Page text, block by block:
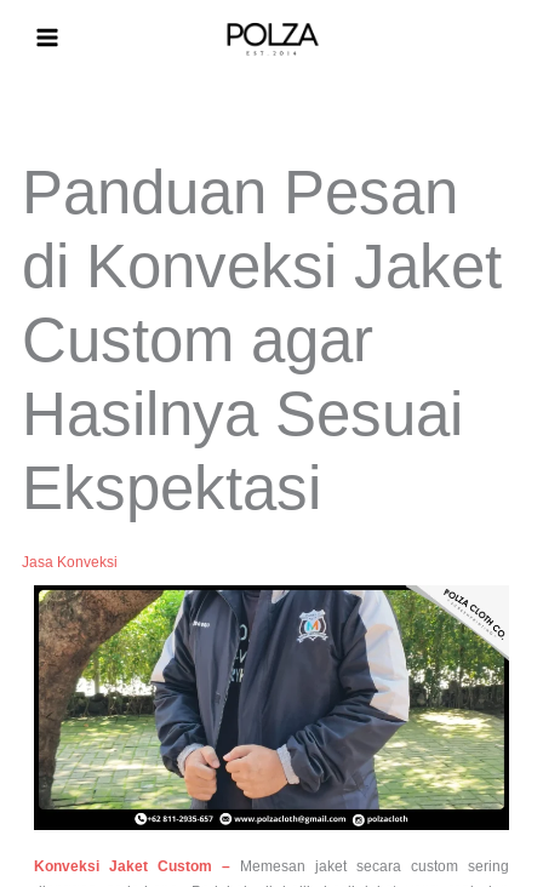
Panduan Pesan
di Konveksi Jaket
Custom agar
Hasilnya Sesuai
Ekspektasi
Jasa Konveksi
Konveksi Jaket Custom –
Memesan jaket secara custom sering